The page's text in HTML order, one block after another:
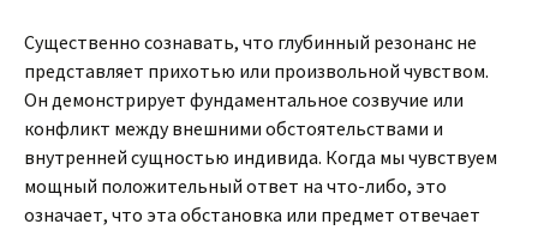
Существенно сознавать, что глубинный резонанс не
представляет прихотью или произвольной чувством.
Он демонстрирует фундаментальное созвучие или
конфликт между внешними обстоятельствами и
внутренней сущностью индивида. Когда мы чувствуем
мощный положительный ответ на что-либо, это
означает, что эта обстановка или предмет отвечает